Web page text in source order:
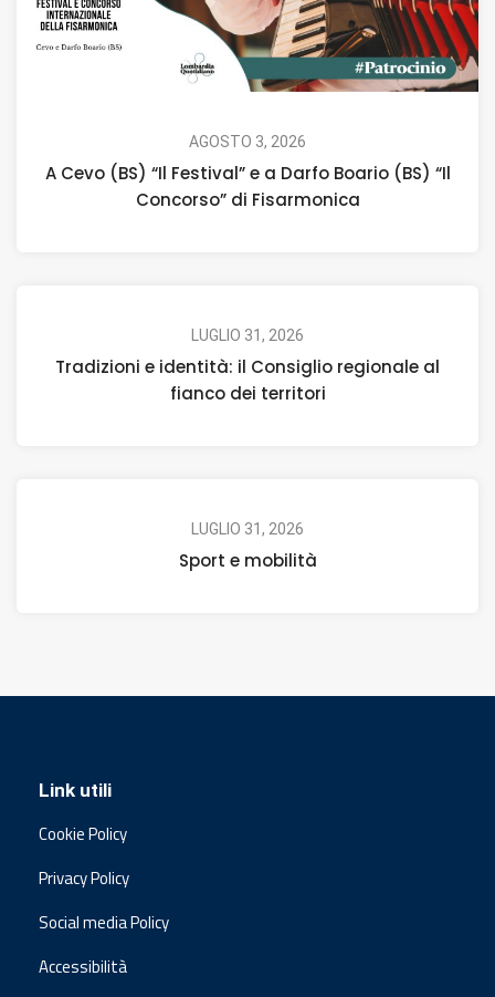
AGOSTO 3, 2026
A Cevo (BS) “Il Festival” e a Darfo Boario (BS) “Il
Concorso” di Fisarmonica
LUGLIO 31, 2026
Tradizioni e identità: il Consiglio regionale al
fianco dei territori
LUGLIO 31, 2026
Sport e mobilità
Link utili
Cookie Policy
Privacy Policy
Social media Policy
Accessibilità